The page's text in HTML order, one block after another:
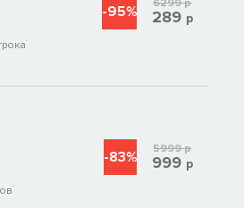
-95% 6299р
289 р
-83% 5999р
999 р